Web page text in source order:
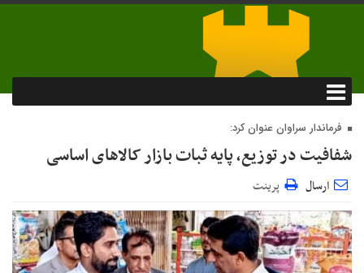
فرماندار سراوان عنوان کرد:
شفافیت در توزیع، پایه ثبات بازار کالاهای اساسی
ارسال پرینت